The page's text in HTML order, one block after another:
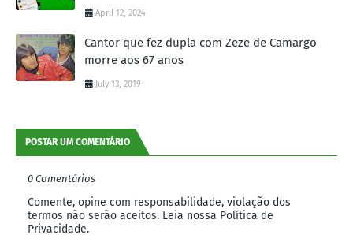
April 12, 2024
Cantor que fez dupla com Zeze de Camargo
morre aos 67 anos
July 13, 2019
POSTAR UM COMENTÁRIO
0 Comentários
Comente, opine com responsabilidade, violação dos
termos não serão aceitos. Leia nossa Política de
Privacidade.